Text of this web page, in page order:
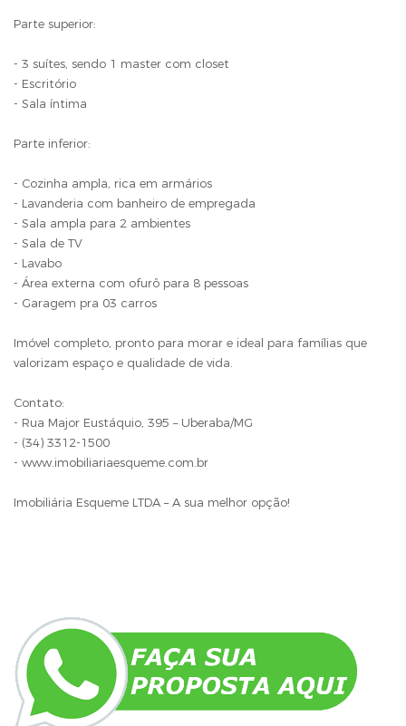
Parte superior:
- 3 suítes, sendo 1 master com closet
- Escritório
- Sala íntima
Parte inferior:
- Cozinha ampla, rica em armários
- Lavanderia com banheiro de empregada
- Sala ampla para 2 ambientes
- Sala de TV
- Lavabo
- Área externa com ofurô para 8 pessoas
- Garagem pra 03 carros
Imóvel completo, pronto para morar e ideal para famílias que
valorizam espaço e qualidade de vida.
Contato:
- Rua Major Eustáquio, 395 – Uberaba/MG
- (34) 3312-1500
- www.imobiliariaesqueme.com.br
Imobiliária Esqueme LTDA – A sua melhor opção!